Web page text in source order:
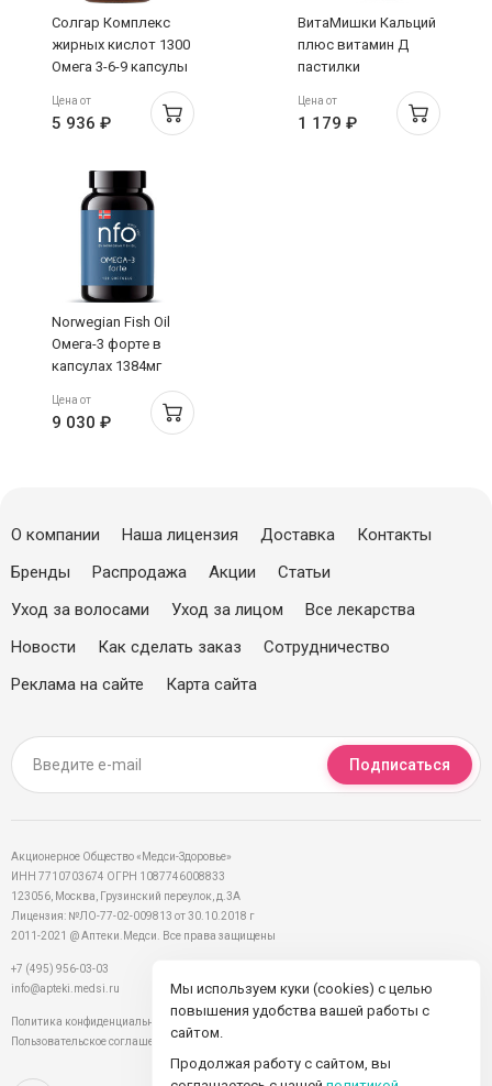
Солгар Комплекс
жирных кислот 1300
Омега 3-6-9 капсулы
Цена от
5 936 ₽
ВитаМишки Кальций
плюс витамин Д
пастилки
жевательные 2,5 г
N30
Цена от
1 179 ₽
Norwegian Fish Oil
Омега-3 форте в
капсулах 1384мг
Цена от
9 030 ₽
О компании Наша лицензия Доставка
Контакты
Бренды
Распродажа Акции
Статьи
Уход за волосами
Уход за лицом
Все лекарства
Новости
Как сделать заказ
Сотрудничество
Реклама на сайте
Карта сайта
Подписаться
Акционерное Общество «Медси-Здоровье»
ИНН 7710703674 ОГРН 1087746008833
123056, Москва, Грузинский переулок, д.3А
Лицензия: №ЛО-77-02-009813 от 30.10.2018 г
2011-2021 @ Аптеки.Медси. Все права защищены
+7 (495) 956-03-03
info@apteki.medsi.ru
Политика конфиденциальности
Пользовательское соглашение
Мы используем куки (cookies) с целью
повышения удобства вашей работы с
сайтом.
Продолжая работу с сайтом, вы